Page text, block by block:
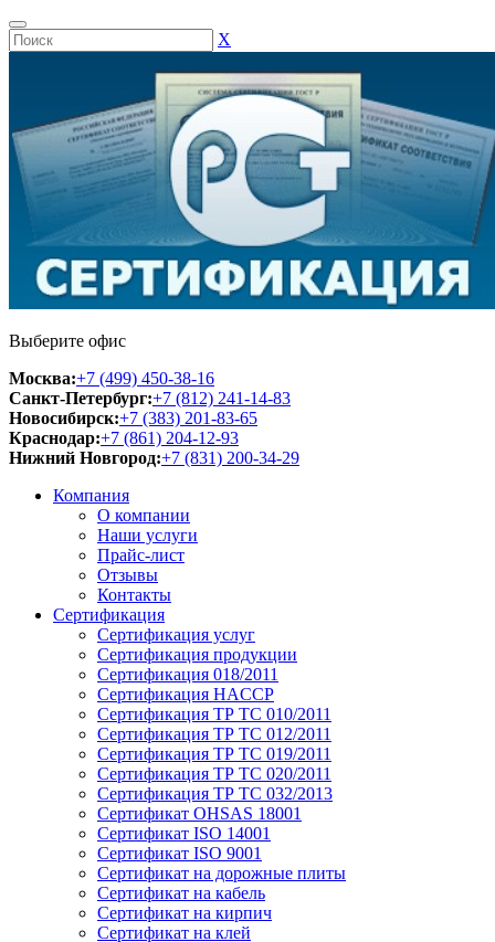
Х
Выберите офис
Москва:+7 (499) 450-38-16
Санкт-Петербург:+7 (812) 241-14-83
Новосибирск:+7 (383) 201-83-65
Краснодар:+7 (861) 204-12-93
Нижний Новгород:+7 (831) 200-34-29
Компания
О компании
Наши услуги
Прайс-лист
Отзывы
Контакты
Сертификация
Сертификация услуг
Сертификация продукции
Сертификация 018/2011
Сертификация HACCP
Сертификация ТР ТС 010/2011
Сертификация ТР ТС 012/2011
Сертификация ТР ТС 019/2011
Сертификация ТР ТС 020/2011
Сертификация ТР ТС 032/2013
Сертификат OHSAS 18001
Сертификат ISO 14001
Сертификат ISO 9001
Сертификат на дорожные плиты
Сертификат на кабель
Сертификат на кирпич
Сертификат на клей